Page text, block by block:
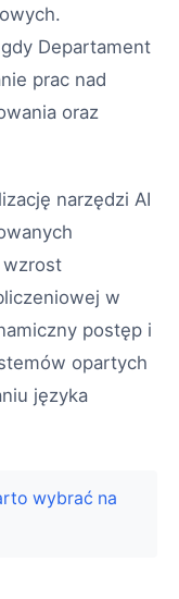
Departament
prac nad
oraz
narzędzi AI
wzrost
w
postęp i
opartych
języka
wybrać na